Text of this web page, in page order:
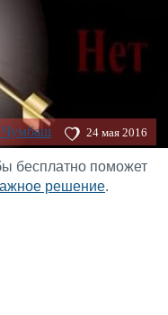
Чумбаш 24 мая 2016
бесплатно поможет
решение.